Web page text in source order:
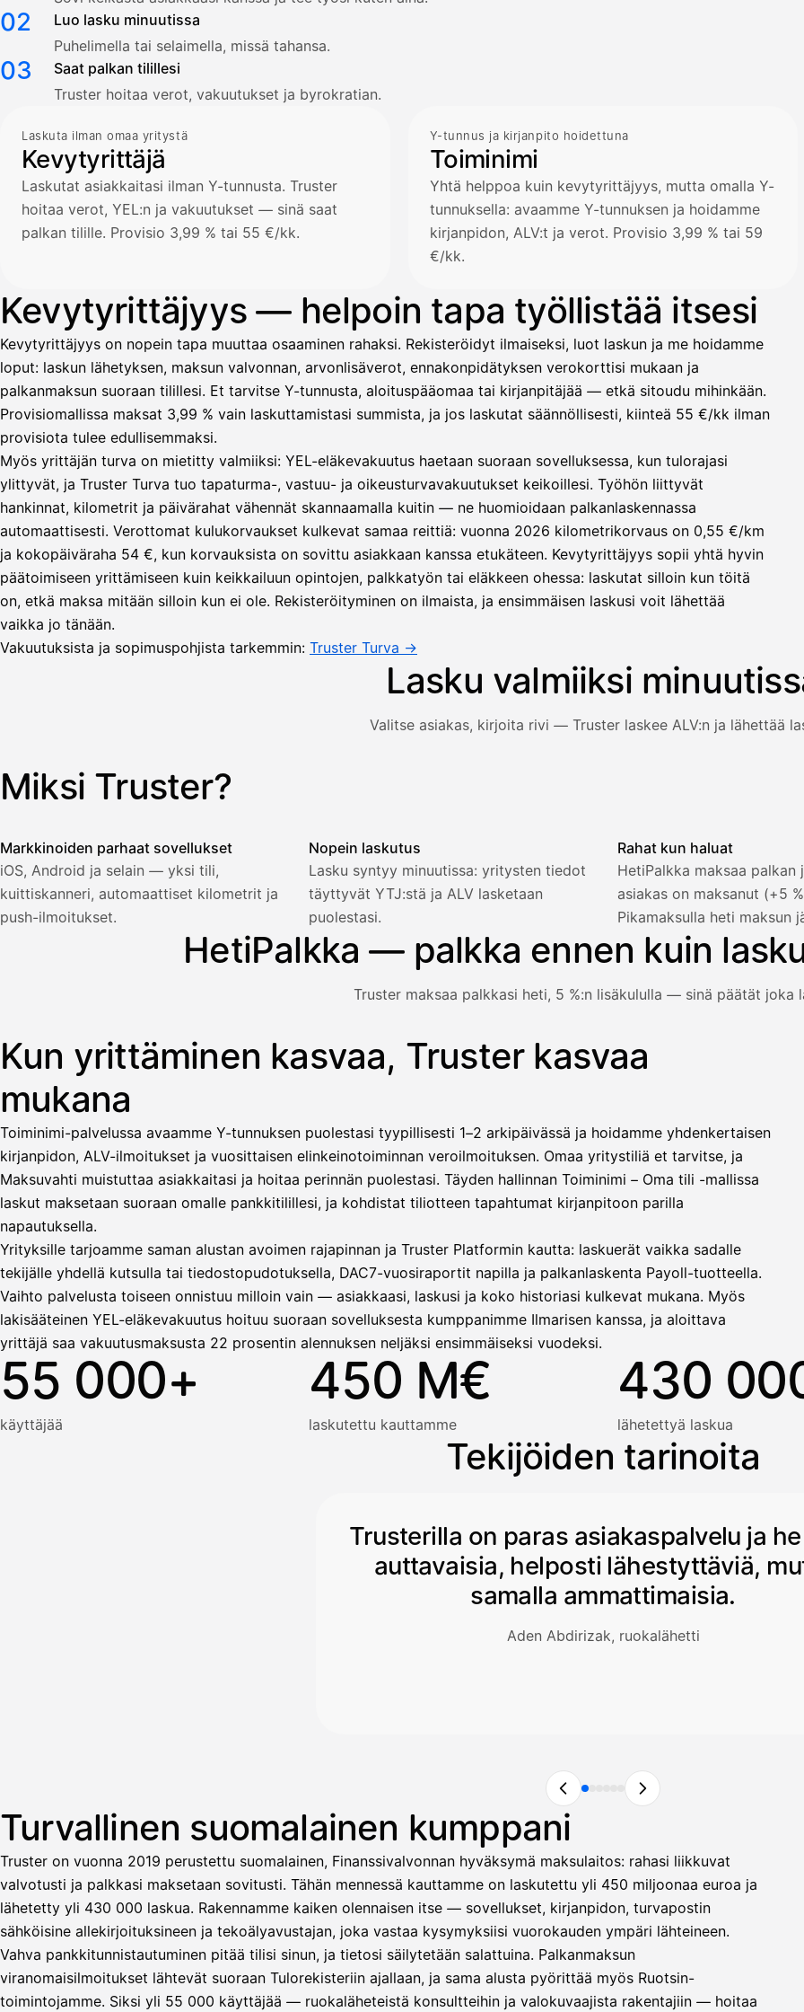
02
Luo lasku minuutissa
Puhelimella tai selaimella, missä tahansa.
03
Saat palkan tilillesi
Truster hoitaa verot, vakuutukset ja byrokratian.
Laskuta ilman omaa yritystä
Kevytyrittäjä
Laskutat asiakkaitasi ilman Y-tunnusta. Truster
hoitaa verot, YEL:n ja vakuutukset — sinä saat
palkan tilille. Provisio 3,99 % tai 55 €/kk.
Y-tunnus ja kirjanpito hoidettuna
Toiminimi
Yhtä helppoa kuin kevytyrittäjyys, mutta omalla Y-
tunnuksella: avaamme Y-tunnuksen ja hoidamme
kirjanpidon, ALV:t ja verot. Provisio 3,99 % tai 59
€/kk.
Kevytyrittäjyys — helpoin tapa työllistää itsesi
Kevytyrittäjyys on nopein tapa muuttaa osaaminen rahaksi. Rekisteröidyt ilmaiseksi, luot laskun ja me hoidamme
loput: laskun lähetyksen, maksun valvonnan, arvonlisäverot, ennakonpidätyksen verokorttisi mukaan ja
palkanmaksun suoraan tilillesi. Et tarvitse Y-tunnusta, aloituspääomaa tai kirjanpitäjää — etkä sitoudu mihinkään.
Provisiomallissa maksat 3,99 % vain laskuttamistasi summista, ja jos laskutat säännöllisesti, kiinteä 55 €/kk ilman
provisiota tulee edullisemmaksi.
Myös yrittäjän turva on mietitty valmiiksi: YEL-eläkevakuutus haetaan suoraan sovelluksessa, kun tulorajasi
ylittyvät, ja Truster Turva tuo tapaturma-, vastuu- ja oikeusturvavakuutukset keikoillesi. Työhön liittyvät
hankinnat, kilometrit ja päivärahat vähennät skannaamalla kuitin — ne huomioidaan palkanlaskennassa
automaattisesti. Verottomat kulukorvaukset kulkevat samaa reittiä: vuonna 2026 kilometrikorvaus on 0,55 €/km
ja kokopäiväraha 54 €, kun korvauksista on sovittu asiakkaan kanssa etukäteen. Kevytyrittäjyys sopii yhtä hyvin
päätoimiseen yrittämiseen kuin keikkailuun opintojen, palkkatyön tai eläkkeen ohessa: laskutat silloin kun töitä
on, etkä maksa mitään silloin kun ei ole. Rekisteröityminen on ilmaista, ja ensimmäisen laskusi voit lähettää
vaikka jo tänään.
Vakuutuksista ja sopimuspohjista tarkemmin: Truster Turva →
Lasku valmiiksi
Valitse asiakas, kirjoita rivi — Truster laskee ALV:n ja lähettää
Kuvitus: käyttäjä luo laskun Truster-sovelluksessa — asiakas ja rivi täyttyvät, arvonlisävero lasketaan automaattisesti
Asiakas
Acme
Oy
heinäkuu
Lähetä
Miksi Truster?
Markkinoiden parhaat sovellukset
iOS, Android ja selain — yksi tili,
kuittiskanneri, automaattiset kilometrit ja
push-ilmoitukset.
Nopein laskutus
Lasku syntyy minuutissa: yritysten tiedot
täyttyvät YTJ:stä ja ALV lasketaan
puolestasi.
Rahat kun haluat
HetiPalkka maksaa palkan
asiakas on maksanut (+5
Pikamaksulla heti maksun
HetiPalkka — palkka ennen kuin
Truster maksaa palkkasi heti, 5 %:n lisäkululla — sinä päätät joka
Kuvitus: käyttäjä nostaa palkan laskusta, jota asiakas ei ole vielä maksanut — HetiPalkka-valinnalla Truster maksaa
Palkka
Lasku · Acme Oy 2 321,75 €
Nosta palkkaa
Ennakonpidätys −412,00 €
Ennen laskun maksua
Tavallinen nosto
Kun lasku on maksettu
Vahvista
Palkka maksussa
Kun yrittäminen kasvaa, Truster kasvaa
mukana
Toiminimi-palvelussa avaamme Y-tunnuksen puolestasi tyypillisesti 1–2 arkipäivässä ja hoidamme yhdenkertaisen
kirjanpidon, ALV-ilmoitukset ja vuosittaisen elinkeinotoiminnan veroilmoituksen. Omaa yritystiliä et tarvitse, ja
Maksuvahti muistuttaa asiakkaitasi ja hoitaa perinnän puolestasi. Täyden hallinnan Toiminimi – Oma tili -mallissa
laskut maksetaan suoraan omalle pankkitilillesi, ja kohdistat tiliotteen tapahtumat kirjanpitoon parilla
napautuksella.
Yrityksille tarjoamme saman alustan avoimen rajapinnan ja Truster Platformin kautta: laskuerät vaikka sadalle
tekijälle yhdellä kutsulla tai tiedostopudotuksella, DAC7-vuosiraportit napilla ja palkanlaskenta Payoll-tuotteella.
Vaihto palvelusta toiseen onnistuu milloin vain — asiakkaasi, laskusi ja koko historiasi kulkevat mukana. Myös
lakisääteinen YEL-eläkevakuutus hoituu suoraan sovelluksesta kumppanimme Ilmarisen kanssa, ja aloittava
yrittäjä saa vakuutusmaksusta 22 prosentin alennuksen neljäksi ensimmäiseksi vuodeksi.
55 000+
käyttäjää
450 M€
laskutettu kauttamme
430
lähetettyä laskua
Tekijöiden tarinoita
Trusterilla on paras asiakaspalvelu ja
auttavaisia, helposti lähestyttäviä,
samalla ammattimaisia.
Aden Abdirizak, ruokalähetti
Turvallinen suomalainen kumppani
Truster on vuonna 2019 perustettu suomalainen, Finanssivalvonnan hyväksymä maksulaitos: rahasi liikkuvat
valvotusti ja palkkasi maksetaan sovitusti. Tähän mennessä kauttamme on laskutettu yli 450 miljoonaa euroa ja
lähetetty yli 430 000 laskua. Rakennamme kaiken olennaisen itse — sovellukset, kirjanpidon, turvapostin
sähköisine allekirjoituksineen ja tekoälyavustajan, joka vastaa kysymyksiisi vuorokauden ympäri lähteineen.
Vahva pankkitunnistautuminen pitää tilisi sinun, ja tietosi säilytetään salattuina. Palkanmaksun
viranomaisilmoitukset lähtevät suoraan Tulorekisteriin ajallaan, ja sama alusta pyörittää myös Ruotsin-
toimintojamme. Siksi yli 55 000 käyttäjää — ruokaläheteistä konsultteihin ja valokuvaajista rakentajiin — hoitaa
Avustaja
Hei! Miten voin auttaa?